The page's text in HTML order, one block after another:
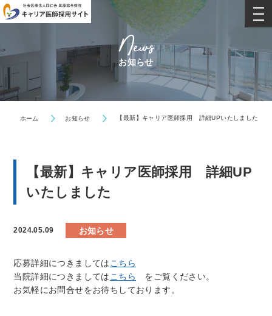
News
お知らせ
ホーム お知らせ 【最新】キャリア医師採用 詳細UPいたしました
【最新】キャリア医師採用 詳細UP
いたしました
2024.05.09 お知らせ
応募詳細につきましてはこちら
当院詳細につきましてはこちら
をご覧ください。
お気軽にお問合せをお待ちしております。